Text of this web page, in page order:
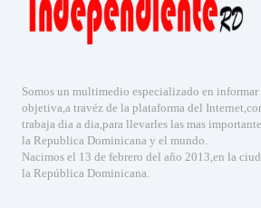
Somos un multimedio especializado en informar
objetiva,a travéz de la plataforma del
trabaja dia a dia,para llevarles las mas
la Republica Dominicana y el mundo.
Nacimos el 13 de febrero del año 2013,en la
la República Dominicana.